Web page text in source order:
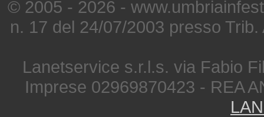
© 2005 - 2026 -
n. 17 del 24/07/2003 presso
Lanetservice s.r.l.s. via Fabio
Imprese 02969870423 - REA